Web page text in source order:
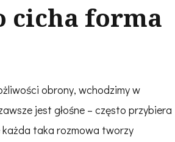
cicha forma
obrony, wchodzimy w
jest głośne – często przybiera
taka rozmowa tworzy